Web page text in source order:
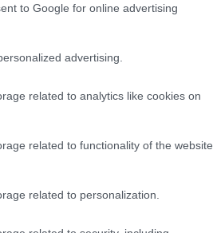
to Google for online advertising
advertising.
related to analytics like cookies on
related to functionality of the website
related to personalization.
μέσω των συμπράξεων
θα φτάσει τις 8.609,